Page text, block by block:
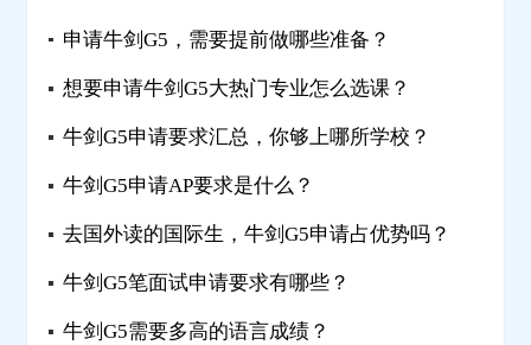
申请牛剑G5，需要提前做哪些准备？
想要申请牛剑G5大热门专业怎么选课？
牛剑G5申请要求汇总，你够上哪所学校？
牛剑G5申请AP要求是什么？
去国外读的国际生，牛剑G5申请占优势吗？
牛剑G5笔面试申请要求有哪些？
牛剑G5需要多高的语言成绩？